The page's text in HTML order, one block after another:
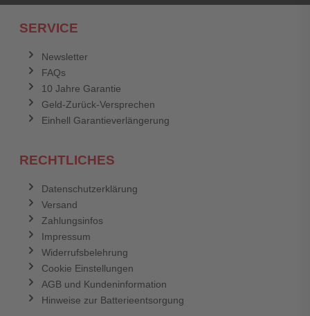
SERVICE
Newsletter
FAQs
10 Jahre Garantie
Geld-Zurück-Versprechen
Einhell Garantieverlängerung
RECHTLICHES
Datenschutzerklärung
Versand
Zahlungsinfos
Impressum
Widerrufsbelehrung
Cookie Einstellungen
AGB und Kundeninformation
Hinweise zur Batterieentsorgung